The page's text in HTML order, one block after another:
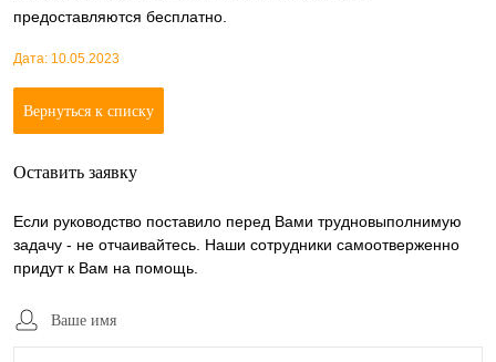
предоставляются бесплатно.
Дата: 10.05.2023
Вернуться к списку
Оставить заявку
Если руководство поставило перед Вами трудновыполнимую
задачу - не отчаивайтесь. Наши сотрудники самоотверженно
придут к Вам на помощь.
Ваше имя